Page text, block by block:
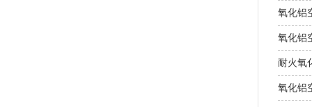
氧化铝
氧化铝
耐火氧
氧化铝